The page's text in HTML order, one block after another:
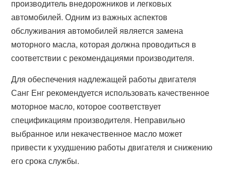
производитель внедорожников и легковых
автомобилей. Одним из важных аспектов
обслуживания автомобилей является замена
моторного масла, которая должна проводиться в
соответствии с рекомендациями производителя.
Для обеспечения надлежащей работы двигателя
Санг Енг рекомендуется использовать качественное
моторное масло, которое соответствует
спецификациям производителя. Неправильно
выбранное или некачественное масло может
привести к ухудшению работы двигателя и снижению
его срока службы.